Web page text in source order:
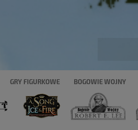
GRY FIGURKOWE BOGOWIE WOJNY